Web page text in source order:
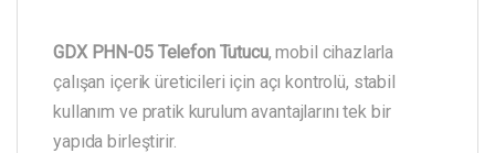
GDX PHN-05 Telefon Tutucu, mobil cihazlarla
çalışan içerik üreticileri için açı kontrolü, stabil
kullanım ve pratik kurulum avantajlarını tek bir
yapıda birleştirir.